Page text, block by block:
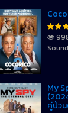
My
คู่ป่ว